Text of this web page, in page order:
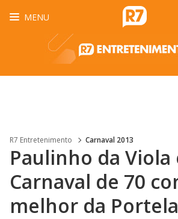
MENU
R7 Entretenimento Carnaval 2013
Paulinho da Viola
Carnaval de 70
melhor da Portela